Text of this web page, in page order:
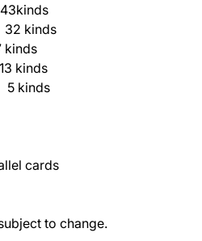
kinds
kinds
kinds
cards
to change.